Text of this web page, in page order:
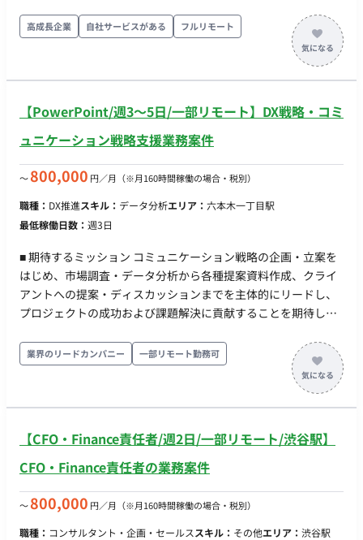
コンテンツに抵抗ない方 ・時給精算で問題ない方 ・契約は単月
になります。
高成長企業 自社サービスがある フルリモート
【PowerPoint/週3〜5日/一部リモート】DX戦略・コミ
ュニケーション戦略支援業務案件
〜800,000 円／月 （※月160時間稼働の場合・税別）
職種： DX推進スキル： データ分析エリア： 六本木一丁目駅
最低稼働日数： 週3日
■ 期待するミッション コミュニケーション戦略の企画・立案を
はじめ、市場調査・データ分析から各種提案資料作成、クライ
アントへの提案・ディスカッションまでを主体的にリードし、
プロジェクトの成功および課題解決に貢献することを期待して
画・立案】 ・クライアント課題に対する戦略全体の企画および
立案 【市場調査・データ分析および改善提案】 ・デスクリサー
チ、定性・定量調査、ソーシャルリスニング等を活用した各種
データ分析および改善提案の策定 【提案資料・レポート作成お
ポート作成 ・クライアントに対する提案・報告およびディスカ
ッション、ファシリテーションの実施 ■ 働き方 ・ 稼働量：週
2回程度クライアント先訪問の可能性あり）
業界のリードカンパニー 一部リモート勤務可
【CFO・Finance責任者/週2日/一部リモート/渋谷駅】
CFO・Finance責任者の業務案件
〜800,000 円／月 （※月160時間稼働の場合・税別）
職種： コンサルタント・企画・セールススキル： その他エリア： 渋谷駅